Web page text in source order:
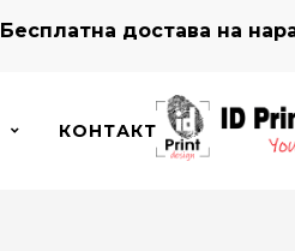
Бесплатна достава на
КОНТАКТ